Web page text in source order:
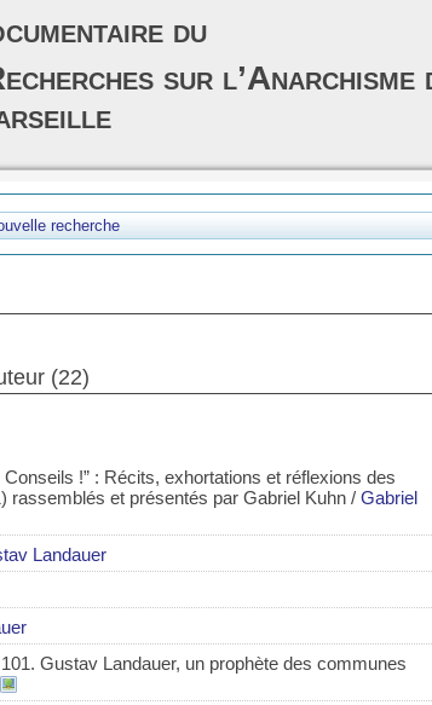
recherche
(22)
!” : Récits, exhortations et réflexions des
rassemblés et présentés par Gabriel Kuhn / Gabriel
Landauer
Gustav Landauer, un prophète des communes
du
sur l’Anarchisme